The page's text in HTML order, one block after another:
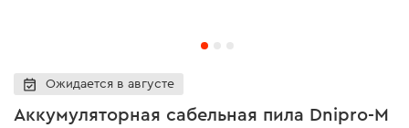
Аккумуляторная сабельная пила Dnipro-M
Ожидается в августе